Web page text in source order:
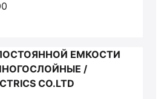
ЕМКОСТИ
/
CO.LTD